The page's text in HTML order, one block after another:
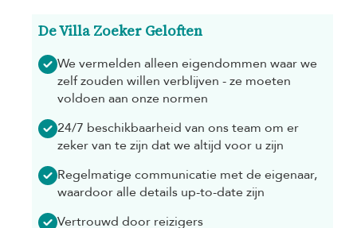
De Villa Zoeker Geloften
We vermelden alleen eigendommen waar we
zelf zouden willen verblijven - ze moeten
voldoen aan onze normen
24/7 beschikbaarheid van ons team om er
zeker van te zijn dat we altijd voor u zijn
Regelmatige communicatie met de eigenaar,
waardoor alle details up-to-date zijn
Vertrouwd door reizigers